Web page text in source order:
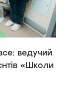
ведучий
«Школи